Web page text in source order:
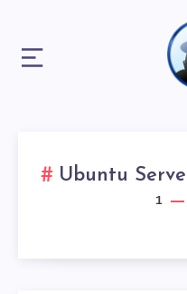
Ubuntu
1